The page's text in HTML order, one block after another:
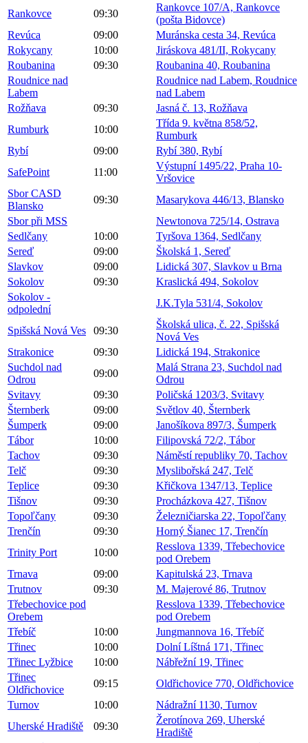
Rankovce
09:30
Rankovce 107/A, Rankovce
(pošta Bidovce)
Revúca
09:00
Muránska cesta 34, Revúca
Rokycany
10:00
Jiráskova 481/II, Rokycany
Roubanina
09:30
Roubanina 40, Roubanina
Roudnice nad
Labem
Roudnice nad Labem, Roudnice
nad Labem
Rožňava
09:30
Jasná č. 13, Rožňava
Rumburk
10:00
Třída 9. května 858/52,
Rumburk
Rybí
09:00
Rybí 380, Rybí
SafePoint
11:00
Výstupní 1495/22, Praha 10-
Vršovice
Sbor CASD
Blansko
09:30
Masarykova 446/13, Blansko
Sbor při MSS
Newtonova 725/14, Ostrava
Sedlčany
10:00
Tyršova 1364, Sedlčany
Sereď
09:00
Školská 1, Sereď
Slavkov
09:00
Lidická 307, Slavkov u Brna
Sokolov
09:30
Kraslická 494, Sokolov
Sokolov -
odpolední
J.K.Tyla 531/4, Sokolov
Spišská Nová Ves 09:30
Školská ulica, č. 22, Spišská
Nová Ves
Strakonice
09:30
Lidická 194, Strakonice
Suchdol nad
Odrou
09:00
Malá Strana 23, Suchdol nad
Odrou
Svitavy
09:30
Poličská 1203/3, Svitavy
Šternberk
09:00
Světlov 40, Šternberk
Šumperk
09:00
Janošíkova 897/3, Šumperk
Tábor
10:00
Filipovská 72/2, Tábor
Tachov
09:30
Náměstí republiky 70, Tachov
Telč
09:30
Myslibořská 247, Telč
Teplice
09:30
Křičkova 1347/13, Teplice
Tišnov
09:30
Procházkova 427, Tišnov
Topoľčany
09:30
Železničiarska 22, Topoľčany
Trenčín
09:30
Horný Šianec 17, Trenčín
Trinity Port
10:00
Resslova 1339, Třebechovice
pod Orebem
Trnava
09:00
Kapitulská 23, Trnava
Trutnov
09:30
M. Majerové 86, Trutnov
Třebechovice pod
Orebem
Resslova 1339, Třebechovice
pod Orebem
Třebíč
10:00
Jungmannova 16, Třebíč
Třinec
10:00
Dolní Líštná 171, Třinec
Třinec Lyžbice
10:00
Nábřežní 19, Třinec
Třinec
Oldřichovice
09:15
Oldřichovice 770, Oldřichovice
Turnov
10:00
Nádražní 1130, Turnov
Uherské Hradiště
09:30
Žerotínova 269, Uherské
Hradiště